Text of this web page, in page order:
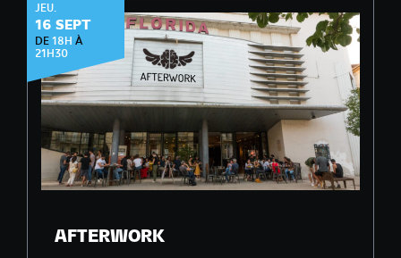
JEU.
16 SEPT
DE 18H À
21H30
AFTERWORK